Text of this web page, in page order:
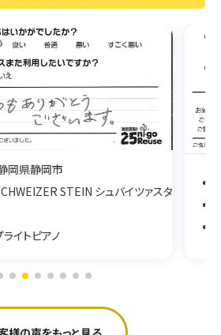
岡県静岡市
STEIN シュバイツァスタ
イトピアノ